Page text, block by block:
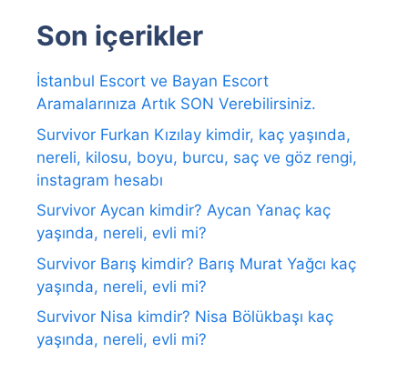
Son içerikler
İstanbul Escort ve Bayan Escort
Aramalarınıza Artık SON Verebilirsiniz.
Survivor Furkan Kızılay kimdir, kaç yaşında,
nereli, kilosu, boyu, burcu, saç ve göz rengi,
instagram hesabı
Survivor Aycan kimdir? Aycan Yanaç kaç
yaşında, nereli, evli mi?
Survivor Barış kimdir? Barış Murat Yağcı kaç
yaşında, nereli, evli mi?
Survivor Nisa kimdir? Nisa Bölükbaşı kaç
yaşında, nereli, evli mi?